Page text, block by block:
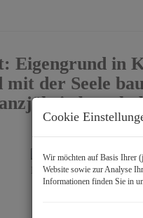
Eigengrund in
der Seele
Cookie
Wir möchten auf Basis Ihrer
Website sowie zur Analyse
Informationen finden Sie in